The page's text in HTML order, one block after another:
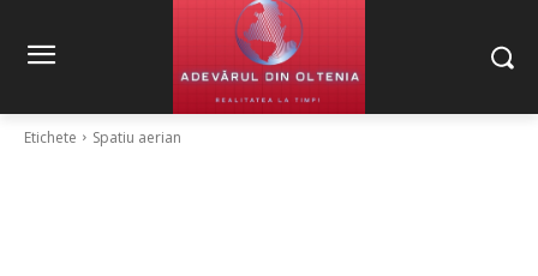
Etichete Spatiu aerian